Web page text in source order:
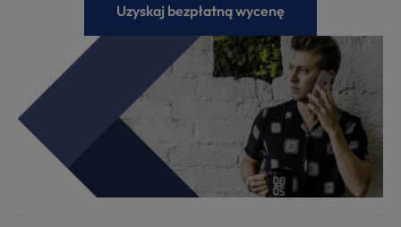
Uzyskaj bezpłatną wycenę